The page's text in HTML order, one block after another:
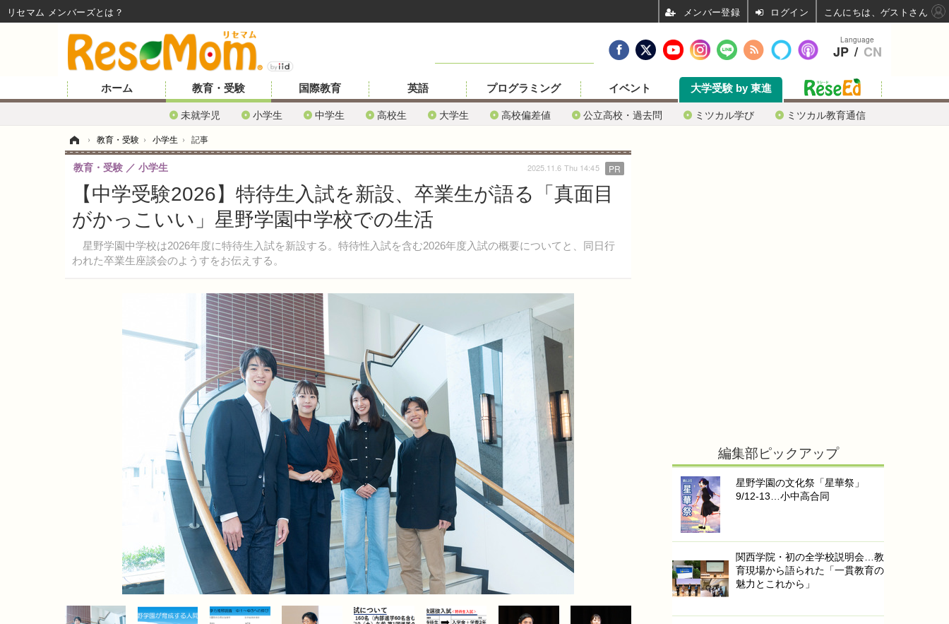
ホーム 教育・受験
未就学児 小学生 中学生 高校生 大学生 高校偏差値 公立高校・過去問 ミツカル学び ミツカル教育通信
国際教育 英語 プログラミング イベント 大学受験 by 東進
› 教育・受験 › 小学生 › 記事
【中学受験2026】特待生入試を新設、卒業生が語る「真面目
がかっこいい」星野学園中学校での生活
星野学園中学校は2026年度に特待生入試を新設する。特待性入試を含む2026年度入試の概要についてと、同日行
われた卒業生座談会のようすをお伝えする。
教育・受験 小学生 2025.11.6 Thu 14:45 PR
編集部ピックアップ
星野学園の文化祭「星華祭」
9/12-13…小中高合同
関西学院・初の全学校説明会…教
育現場から語られた「一貫教育の
魅力とこれから」
Language
JP / CN
リセマム メンバーズ ログイン こんにちは、ゲストさん